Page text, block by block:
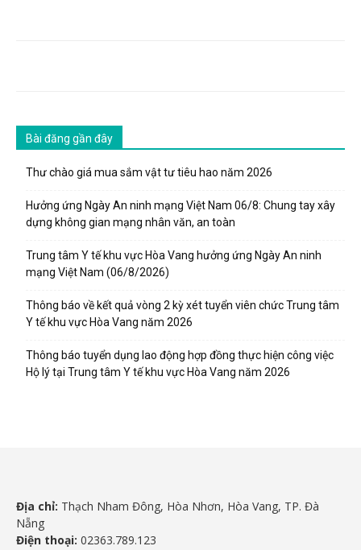
Bài đăng gần đây
Thư chào giá mua sắm vật tư tiêu hao năm 2026
Hưởng ứng Ngày An ninh mạng Việt Nam 06/8: Chung tay xây
dựng không gian mạng nhân văn, an toàn
Trung tâm Y tế khu vực Hòa Vang hưởng ứng Ngày An ninh
mạng Việt Nam (06/8/2026)
Thông báo về kết quả vòng 2 kỳ xét tuyển viên chức Trung tâm
Y tế khu vực Hòa Vang năm 2026
Thông báo tuyển dụng lao động hợp đồng thực hiện công việc
Hộ lý tại Trung tâm Y tế khu vực Hòa Vang năm 2026
Địa chỉ: Thạch Nham Đông, Hòa Nhơn, Hòa Vang, TP. Đà
Nẵng
Điện thoại: 02363.789.123